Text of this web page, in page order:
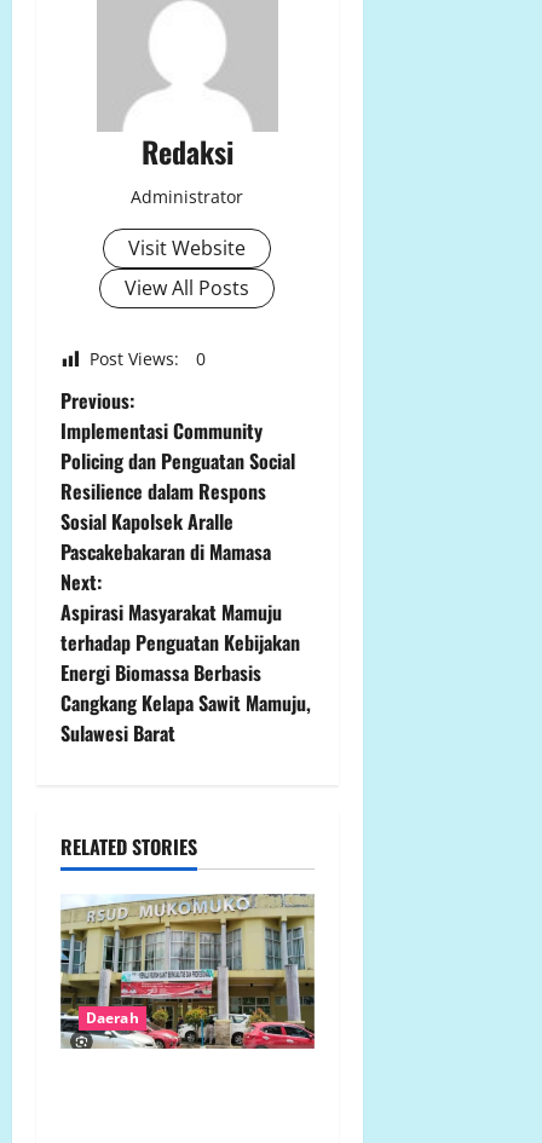
Redaksi
Administrator
Visit Website
View All Posts
Post Views: 0
P
o
s
t
n
a
v
a
t
i
o
Previous:
Implementasi Community
Policing dan Penguatan Social
Resilience dalam Respons
Sosial Kapolsek Aralle
Pascakebakaran di Mamasa
Next:
Aspirasi Masyarakat Mamuju
terhadap Penguatan Kebijakan
Energi Biomassa Berbasis
Cangkang Kelapa Sawit Mamuju,
Sulawesi Barat
RELATED STORIES
Daerah